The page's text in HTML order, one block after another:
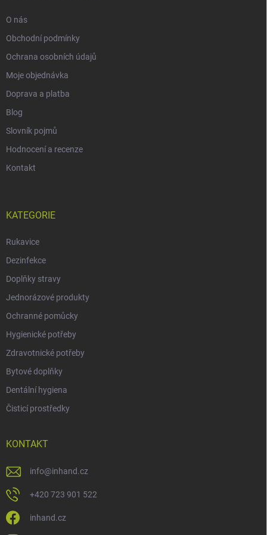
O nás
Obchodní podmínky
Ochrana osobních údajů
Moje objednávka
Doprava a platba
Blog
Slovník pojmů
Hodnocení a recenze
Kontakt
KATEGORIE
Rukavice
Dezinfekce
Doplňky stravy
Jednorázové produkty
Ochranné pomůcky
Hygienické potřeby
Zdravotnické potřeby
Bytové doplňky
Dentální hygiena
Čisticí prostředky
KONTAKT
info@inhand.cz
+420 723 901 522
inhand.cz